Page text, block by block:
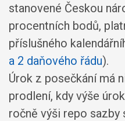
stanovené Českou
procentních bodů,
příslušného
a 2 daňového řádu).
Úrok z posečkání má
prodlení, kdy výše
ročně výši repo sazby